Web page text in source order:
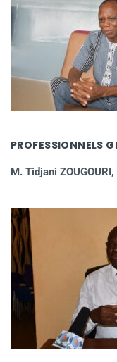
PROFESSIONNELS
M. Tidjani ZOUGOURI,